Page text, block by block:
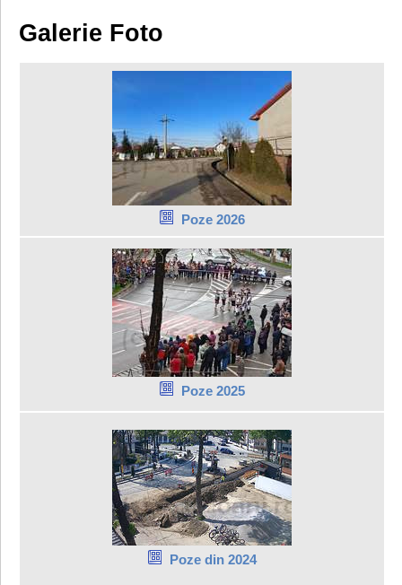
Galerie Foto
Poze 2026
Poze 2025
Poze din 2024